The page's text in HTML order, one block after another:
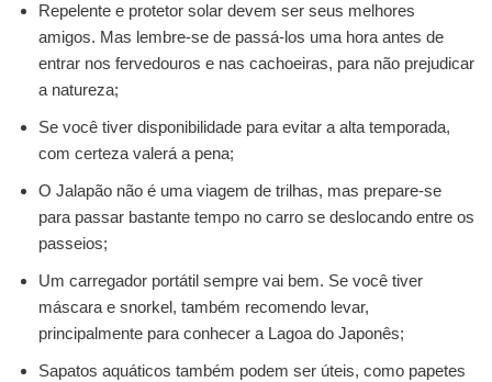
Repelente e protetor solar devem ser seus melhores
amigos. Mas lembre-se de passá-los uma hora antes de
entrar nos fervedouros e nas cachoeiras, para não prejudicar
a natureza;
Se você tiver disponibilidade para evitar a alta temporada,
com certeza valerá a pena;
O Jalapão não é uma viagem de trilhas, mas prepare-se
para passar bastante tempo no carro se deslocando entre os
passeios;
Um carregador portátil sempre vai bem. Se você tiver
máscara e snorkel, também recomendo levar,
principalmente para conhecer a Lagoa do Japonês;
Sapatos aquáticos também podem ser úteis, como papetes